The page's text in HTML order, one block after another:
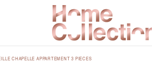
CHAPELLE APPARTEMENT 3 PIECES